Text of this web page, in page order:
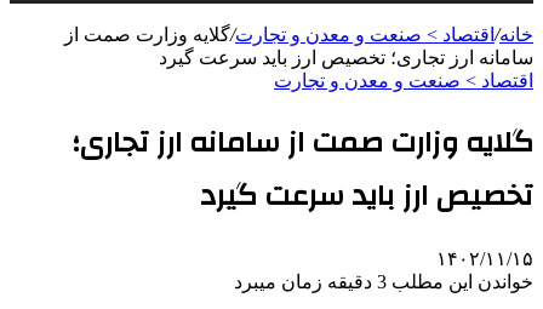
خانه/ اقتصاد > صنعت و معدن و تجارت/گلایه وزارت صمت از
سامانه ارز تجاری؛ تخصیص ارز باید سرعت گیرد
اقتصاد > صنعت و معدن و تجارت
گلایه وزارت صمت از سامانه ارز تجاری؛
تخصیص ارز باید سرعت گیرد
۱۴۰۲/۱۱/۱۵
خواندن این مطلب 3 دقیقه زمان میبرد